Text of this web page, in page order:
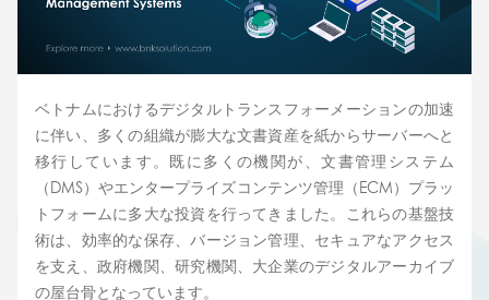
ベトナムにおけるデジタルトランスフォーメーションの加速
に伴い、多くの組織が膨大な文書資産を紙からサーバーへと
移行しています。既に多くの機関が、文書管理システム
（DMS）やエンタープライズコンテンツ管理（ECM）プラッ
トフォームに多大な投資を行ってきました。これらの基盤技
術は、効率的な保存、バージョン管理、セキュアなアクセス
を支え、政府機関、研究機関、大企業のデジタルアーカイブ
の屋台骨となっています。